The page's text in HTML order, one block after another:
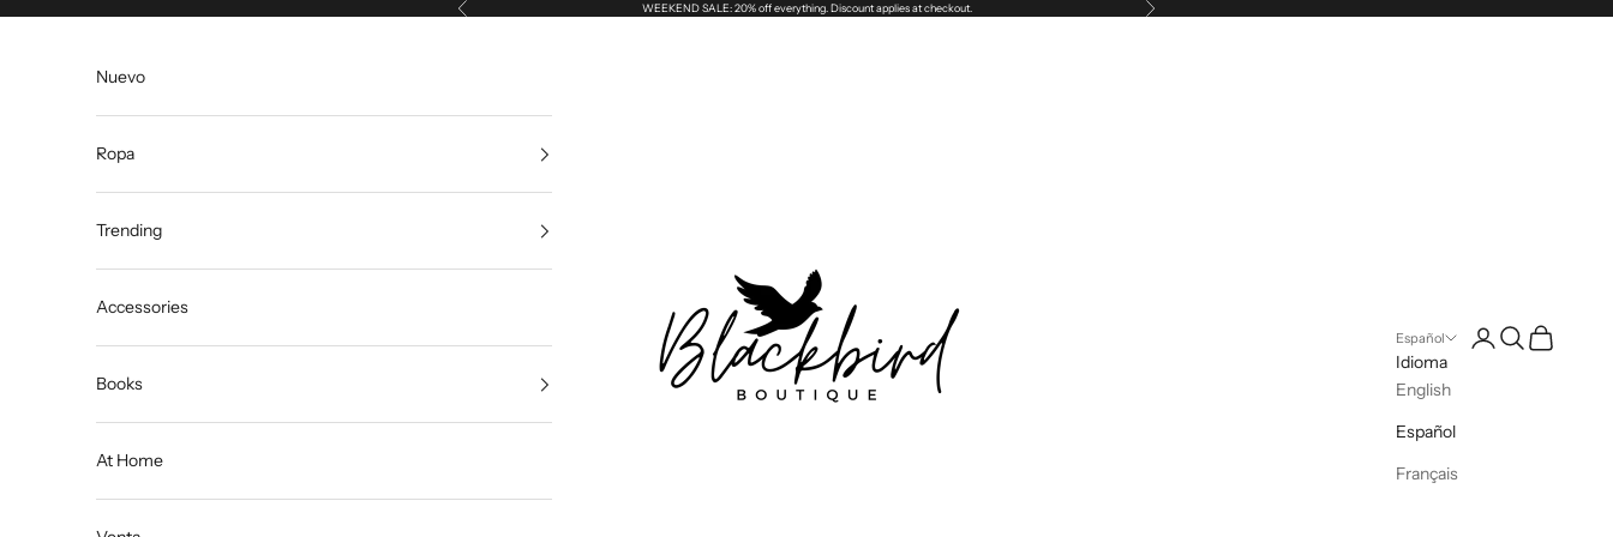
Ir al contenido Anterior WEEKEND SALE: 20% off everything. Discount applies at checkout. Siguiente
Blackbird Boutique
Español
Idioma
English
Español
Français
Iniciar sesión
Buscar
Cesta
Nuevo
Ropa
Trending
Accessories
Books
At Home